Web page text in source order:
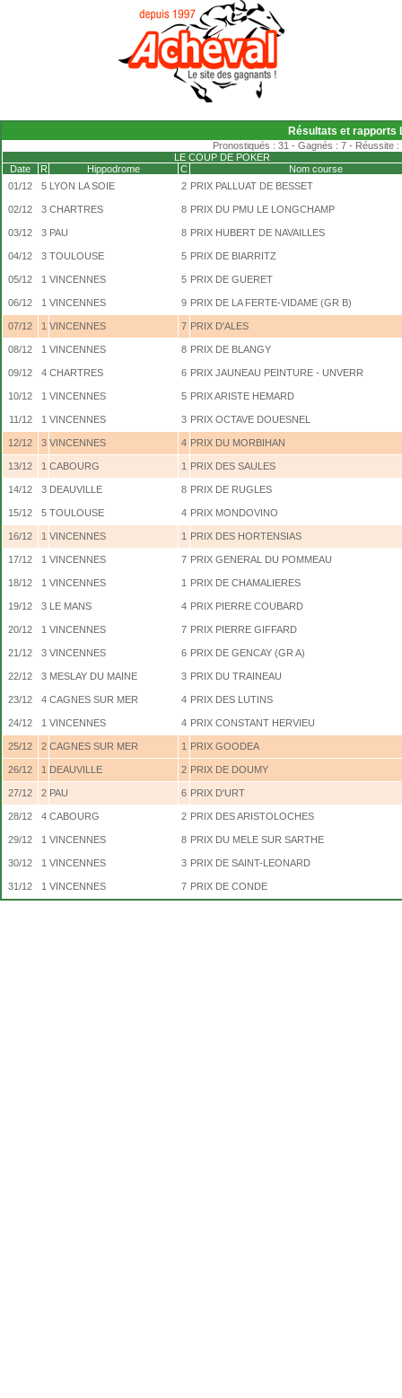
Résultats et rapports
Pronostiqués : 31 - Gagnés : 7 - Réussite
LE COUP DE POKER
Date
R Hippodrome C
Nom course
01/12
5 LYON LA SOIE 2 PRIX PALLUAT DE BESSET
02/12 3 CHARTRES 8 PRIX DU PMU LE LONGCHAMP
03/12 3 PAU 8 PRIX HUBERT DE NAVAILLES
04/12 3 TOULOUSE 5 PRIX DE BIARRITZ
05/12 1 VINCENNES 5 PRIX DE GUERET
06/12 1 VINCENNES 9 PRIX DE LA FERTE-VIDAME (GR B)
07/12 1 VINCENNES 7 PRIX D'ALES
08/12 1 VINCENNES 8 PRIX DE BLANGY
09/12 4 CHARTRES 6 PRIX JAUNEAU PEINTURE - UNVERR
10/12 1 VINCENNES 5 PRIX ARISTE HEMARD
11/12 1 VINCENNES 3 PRIX OCTAVE DOUESNEL
12/12 3 VINCENNES 4 PRIX DU MORBIHAN
13/12 1 CABOURG 1 PRIX DES SAULES
14/12 3 DEAUVILLE 8 PRIX DE RUGLES
15/12 5 TOULOUSE 4 PRIX MONDOVINO
16/12 1 VINCENNES 1 PRIX DES HORTENSIAS
17/12 1 VINCENNES 7 PRIX GENERAL DU POMMEAU
18/12 1 VINCENNES 1 PRIX DE CHAMALIERES
19/12 3 LE MANS 4 PRIX PIERRE COUBARD
20/12 1 VINCENNES 7 PRIX PIERRE GIFFARD
21/12 3 VINCENNES 6 PRIX DE GENCAY (GR A)
22/12 3 MESLAY DU MAINE 3 PRIX DU TRAINEAU
23/12 4 CAGNES SUR MER 4 PRIX DES LUTINS
24/12 1 VINCENNES 4 PRIX CONSTANT HERVIEU
25/12 2 CAGNES SUR MER 1 PRIX GOODEA
26/12 1 DEAUVILLE 2 PRIX DE DOUMY
27/12 2 PAU 6 PRIX D'URT
28/12 4 CABOURG 2 PRIX DES ARISTOLOCHES
29/12 1 VINCENNES 8 PRIX DU MELE SUR SARTHE
30/12 1 VINCENNES 3 PRIX DE SAINT-LEONARD
31/12 1 VINCENNES 7 PRIX DE CONDE